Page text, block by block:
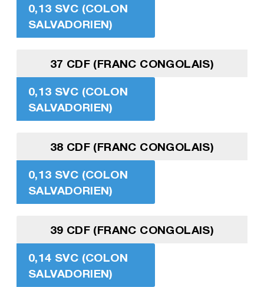
0,13 SVC (COLON
SALVADORIEN)
37 CDF (FRANC CONGOLAIS)
0,13 SVC (COLON
SALVADORIEN)
38 CDF (FRANC CONGOLAIS)
0,13 SVC (COLON
SALVADORIEN)
39 CDF (FRANC CONGOLAIS)
0,14 SVC (COLON
SALVADORIEN)